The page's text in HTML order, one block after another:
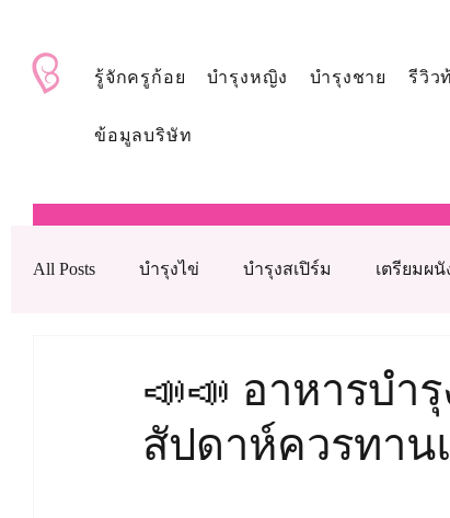
รู้จักครูก้อย บำรุงหญิง บำรุงชาย รีวิว
ข้อมูลบริษัท
All Posts บำรุงไข่ บำรุงสเปิร์ม เตรียมผ
เทคโนโลยีช่วยเจริญพันธุ์ทางการแพทย์ วิตา
📣📣 อาหารบำ
สัปดาห์ควรทา